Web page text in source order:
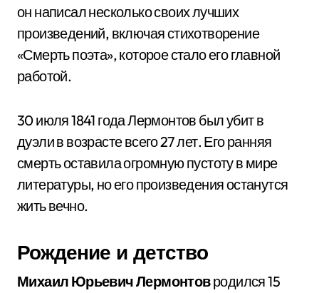
он написал несколько своих лучших
произведений, включая стихотворение
«Смерть поэта», которое стало его главной
работой.
30 июля 1841 года Лермонтов был убит в
дуэли в возрасте всего 27 лет. Его ранняя
смерть оставила огромную пустоту в мире
литературы, но его произведения останутся
жить вечно.
Рождение и детство
Михаил Юрьевич Лермонтовродился 15